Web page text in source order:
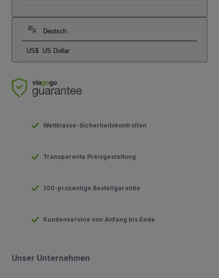
Deutsch
US$ US Dollar
Weltklasse-Sicherheitskontrollen
Transparente Preisgestaltung
100-prozentige Bestellgarantie
Kundenservice von Anfang bis Ende
Unser Unternehmen